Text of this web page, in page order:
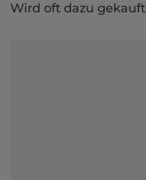
Wird oft dazu gekauft